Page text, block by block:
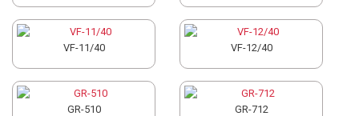
VF-11/40 VF-12/40
GR-510 GR-712